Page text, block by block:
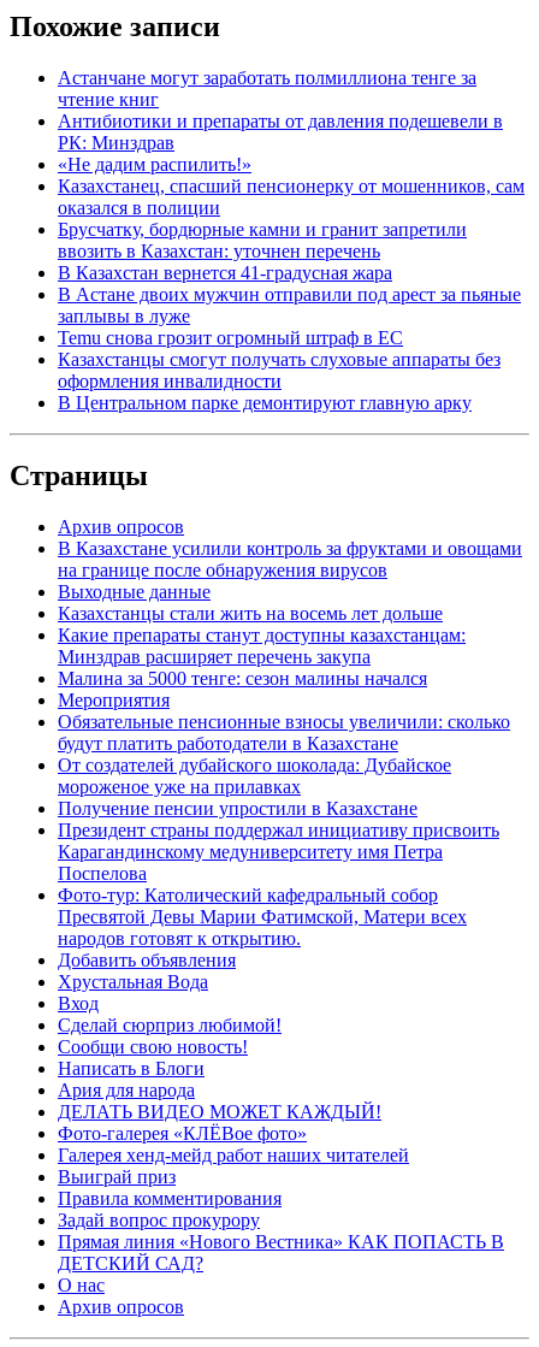
Похожие записи
Астанчане могут заработать полмиллиона тенге за
чтение книг
Антибиотики и препараты от давления подешевели в
РК: Минздрав
«Не дадим распилить!»
Казахстанец, спасший пенсионерку от мошенников, сам
оказался в полиции
Брусчатку, бордюрные камни и гранит запретили
ввозить в Казахстан: уточнен перечень
В Казахстан вернется 41-градусная жара
В Астане двоих мужчин отправили под арест за пьяные
заплывы в луже
Temu снова грозит огромный штраф в ЕС
Казахстанцы смогут получать слуховые аппараты без
оформления инвалидности
В Центральном парке демонтируют главную арку
Страницы
Архив опросов
В Казахстане усилили контроль за фруктами и овощами
на границе после обнаружения вирусов
Выходные данные
Казахстанцы стали жить на восемь лет дольше
Какие препараты станут доступны казахстанцам:
Минздрав расширяет перечень закупа
Малина за 5000 тенге: сезон малины начался
Мероприятия
Обязательные пенсионные взносы увеличили: сколько
будут платить работодатели в Казахстане
От создателей дубайского шоколада: Дубайское
мороженое уже на прилавках
Получение пенсии упростили в Казахстане
Президент страны поддержал инициативу присвоить
Карагандинскому медуниверситету имя Петра
Поспелова
Фото-тур: Католический кафедральный собор
Пресвятой Девы Марии Фатимской, Матери всех
народов готовят к открытию.
Добавить объявления
Хрустальная Вода
Вход
Сделай сюрприз любимой!
Сообщи свою новость!
Написать в Блоги
Ария для народа
ДЕЛАТЬ ВИДЕО МОЖЕТ КАЖДЫЙ!
Фото-галерея «КЛЁВое фото»
Галерея хенд-мейд работ наших читателей
Выиграй приз
Правила комментирования
Задай вопрос прокурору
Прямая линия «Нового Вестника» КАК ПОПАСТЬ В
ДЕТСКИЙ САД?
О нас
Архив опросов